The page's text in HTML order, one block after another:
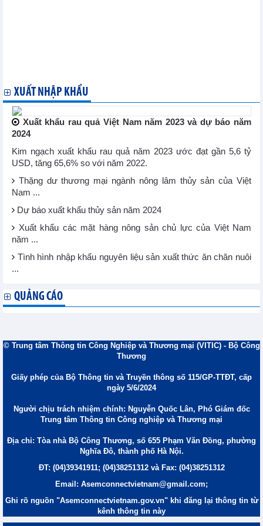
XUẤT NHẬP KHẨU
Xuất khẩu rau quả Việt Nam năm 2023 và dự báo năm
2024
Kim ngạch xuất khẩu rau quả năm 2023 ước đạt gần 5,6 tỷ
USD, tăng 65,6% so với năm 2022.
Thặng dư thương mại ngành nông lâm thủy sản của Việt
Nam ...
Dự báo xuất khẩu thủy sản năm 2024
Xuất khẩu các mặt hàng nông sản chủ lực của Việt Nam
năm ...
Tình hình nhập khẩu nguyên liệu sản xuất thức ăn chăn nuôi
...
QUẢNG CÁO
© Trung tâm Thông tin Công Nghiệp và Thương mại (VITIC) - Bộ Công
Thương
Giấy phép của Bộ Thông tin và Truyền thông số 115/GP-TTĐT, cấp
ngày 5/6/2024
Người chịu trách nhiệm chính: Nguyễn Quốc Lân, Phó Giám đốc
Trung tâm Thông tin Công nghiệp và Thương mại
Địa chỉ: Tòa nhà Bộ Công Thương, số 655 Phạm Văn Đồng, phường
Nghĩa Đô, thành phố Hà Nội.
ĐT: (04)39341911; (04)38251312 và Fax: (04)38251312
Email: Asemconnectvietnam@gmail.com;
Ghi rõ nguồn "Asemconnectvietnam.gov.vn" khi đăng lại thông tin từ
kênh thông tin này